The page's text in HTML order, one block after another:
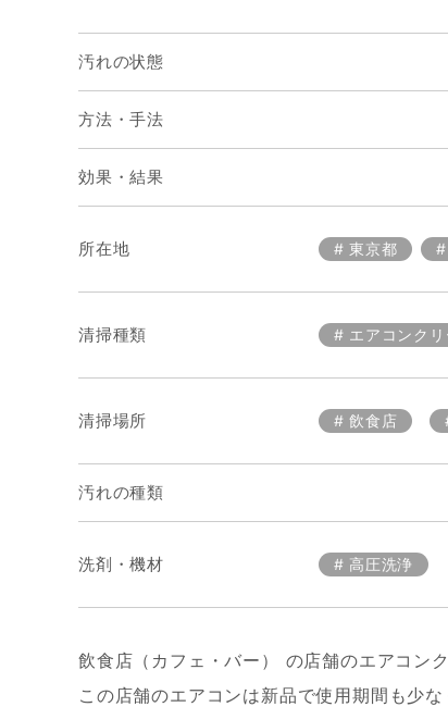
汚れの状態
方法・手法
効果・結果
所在地 東京都
清掃種類 エアコンク
清掃場所 飲食店
汚れの種類
洗剤・機材 高圧洗浄
飲食店（カフェ・バー） の店舗のエアコン
この店舗のエアコンは新品で使用期間も少